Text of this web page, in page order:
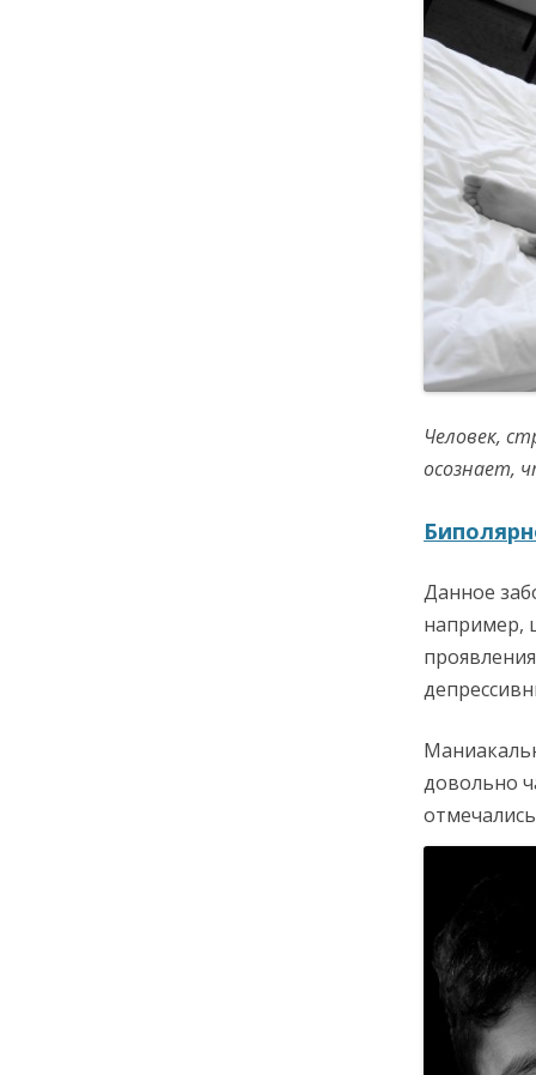
Человек,
осознает,
Данное
например,
довольно